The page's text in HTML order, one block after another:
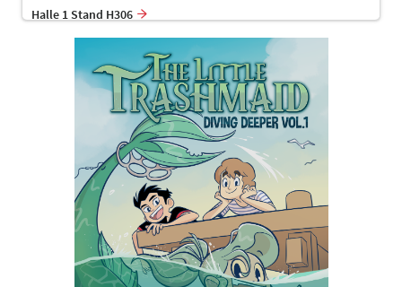
Halle 1 Stand H306